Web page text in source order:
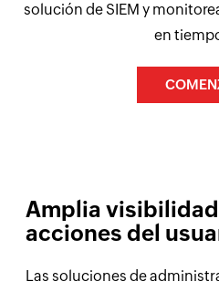
solución de SIEM y
en
Amplia
acciones del
Las soluciones de